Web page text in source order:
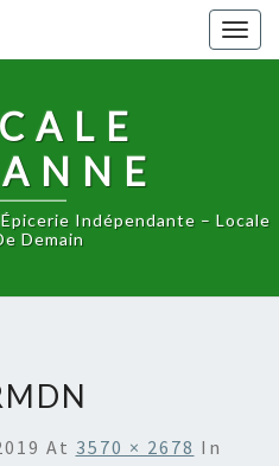
Indépendante – Locale
Demain
At 3570 × 2678 In